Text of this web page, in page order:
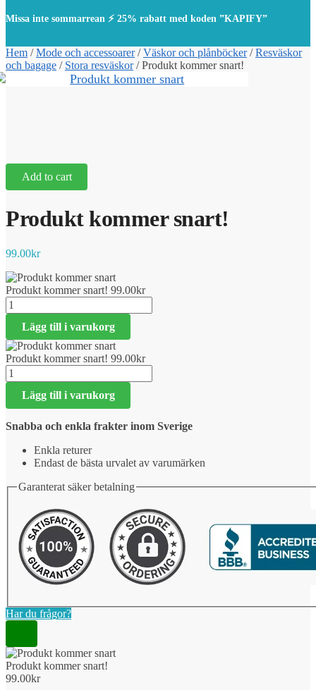
Missa inte sommarrean ⚡ 25% rabatt med koden ”KAPIFY”
Hem /Mode och accessoarer/Väskor och plånböcker/Resväskor
och bagage / Stora resväskor/Produkt kommer snart!
Add to cart
Produkt kommer snart!
99.00kr
Produkt kommer snart! 99.00kr
Produkt
kommer
snart!
mängd
Lägg till i varukorg
Produkt kommer snart! 99.00kr
Produkt
kommer
snart!
mängd
Lägg till i varukorg
Snabba och enkla frakter inom Sverige
Enkla returer
Endast de bästa urvalet av varumärken
Garanterat säker betalning
Har du frågor?
Produkt kommer snart!
99.00kr